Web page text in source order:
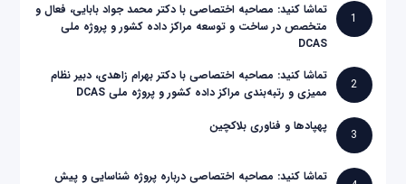
1
تماشا کنید: مصاحبه اختصاصی با دکتر محمد جواد بابایی، فعال و
متخصص در ساخت و توسعه مراکز داده کشور و پروژه ملی
DCAS
2
تماشا کنید: مصاحبه اختصاصی با دکتر بهرام زاهدی، دبیر نظام
ممیزی و رتبه‌بندی مراکز داده کشور و پروژه ملی DCAS
3
پهپادها و فناوری بلاکچین
تماشا کنید: مصاحبه اختصاصی درباره پروژه شناسایی و پیش